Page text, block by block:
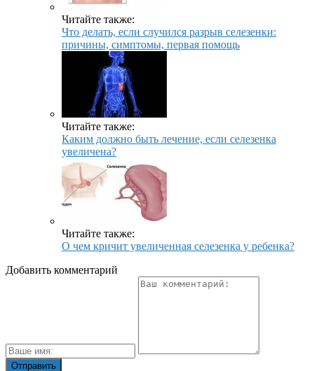
Читайте также:
Что делать, если случился разрыв селезенки:
причины, симптомы, первая помощь
Читайте также:
Каким должно быть лечение, если селезенка
увеличена?
Читайте также:
О чем кричит увеличенная селезенка у ребенка?
Добавить комментарий